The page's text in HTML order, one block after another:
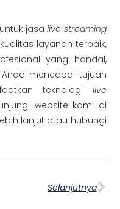
jasalive streaming
layanan terbaik,
yang handal,
mencapai tujuan
teknologi live
website kami di
lanjut atau hubungi
Selanjutnya